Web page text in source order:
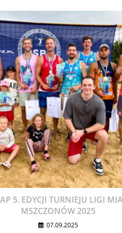
5. EDYCJI TURNIEJU LIGI
MSZCZONÓW 2025
07.09.2025